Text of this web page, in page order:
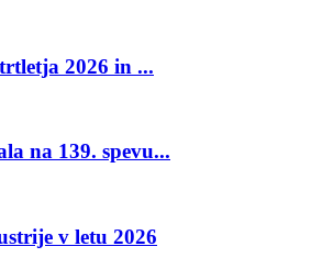
2026 in ...
na 139. spevu...
v letu 2026